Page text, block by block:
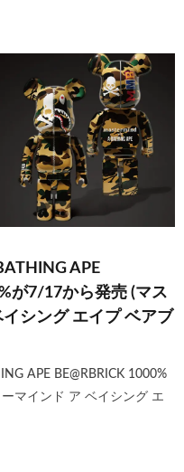
APE
が7/17から発売 (マス
シング エイプ ベアブ
APE BE@RBRICK 1000%
マインド ア ベイシング エ